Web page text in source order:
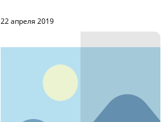
22 апреля 2019